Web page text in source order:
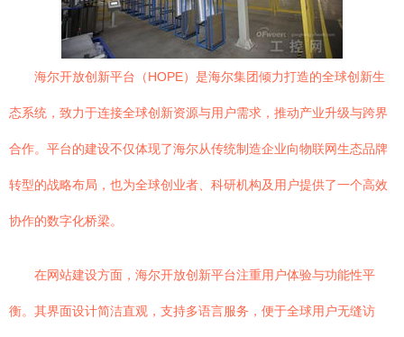
海尔开放创新平台（HOPE）是海尔集团倾力打造的全球创新生
态系统，致力于连接全球创新资源与用户需求，推动产业升级与跨界
合作。平台的建设不仅体现了海尔从传统制造企业向物联网生态品牌
转型的战略布局，也为全球创业者、科研机构及用户提供了一个高效
协作的数字化桥梁。
在网站建设方面，海尔开放创新平台注重用户体验与功能性平
衡。其界面设计简洁直观，支持多语言服务，便于全球用户无缝访